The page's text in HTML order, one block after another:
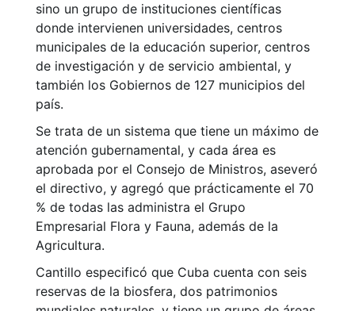
sino un grupo de instituciones científicas
donde intervienen universidades, centros
municipales de la educación superior, centros
de investigación y de servicio ambiental, y
también los Gobiernos de 127 municipios del
país.
Se trata de un sistema que tiene un máximo de
atención gubernamental, y cada área es
aprobada por el Consejo de Ministros, aseveró
el directivo, y agregó que prácticamente el 70
% de todas las administra el Grupo
Empresarial Flora y Fauna, además de la
Agricultura.
Cantillo especificó que Cuba cuenta con seis
reservas de la biosfera, dos patrimonios